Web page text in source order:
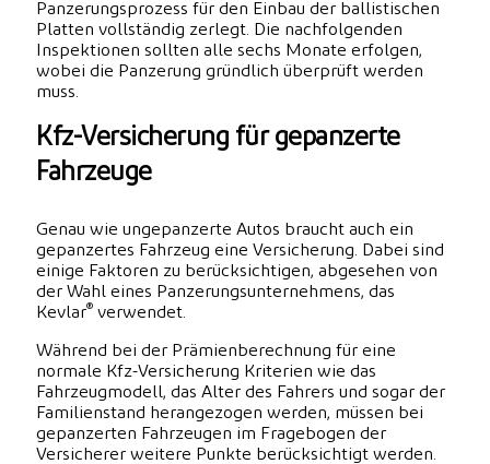
Panzerungsprozess für den Einbau der ballistischen
Platten vollständig zerlegt. Die nachfolgenden
Inspektionen sollten alle sechs Monate erfolgen,
wobei die Panzerung gründlich überprüft werden
muss.
Kfz-Versicherung für gepanzerte
Fahrzeuge
Genau wie ungepanzerte Autos braucht auch ein
gepanzertes Fahrzeug eine Versicherung. Dabei sind
einige Faktoren zu berücksichtigen, abgesehen von
der Wahl eines Panzerungsunternehmens, das
Kevlar® verwendet.
Während bei der Prämienberechnung für eine
normale Kfz-Versicherung Kriterien wie das
Fahrzeugmodell, das Alter des Fahrers und sogar der
Familienstand herangezogen werden, müssen bei
gepanzerten Fahrzeugen im Fragebogen der
Versicherer weitere Punkte berücksichtigt werden.